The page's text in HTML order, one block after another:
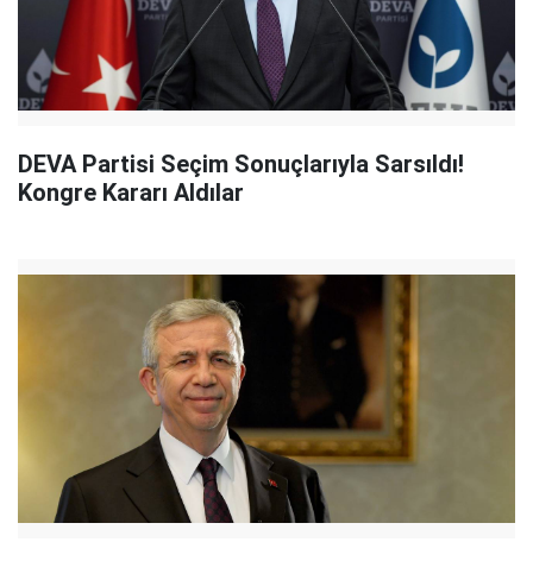
DEVA Partisi Seçim Sonuçlarıyla Sarsıldı!
Kongre Kararı Aldılar